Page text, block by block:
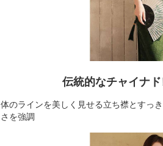
伝統的なチャイナ
体のラインを美しく見せる立ち襟とすっ
さを強調